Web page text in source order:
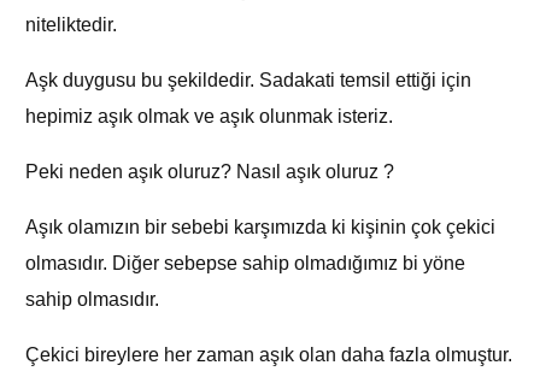
niteliktedir.
Aşk duygusu bu şekildedir. Sadakati temsil ettiği için
hepimiz aşık olmak ve aşık olunmak isteriz.
Peki neden aşık oluruz? Nasıl aşık oluruz ?
Aşık olamızın bir sebebi karşımızda ki kişinin çok çekici
olmasıdır. Diğer sebepse sahip olmadığımız bi yöne
sahip olmasıdır.
Çekici bireylere her zaman aşık olan daha fazla olmuştur.